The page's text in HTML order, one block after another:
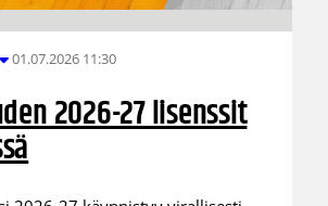
01.07.2026 11:30
2026-27 lisenssit